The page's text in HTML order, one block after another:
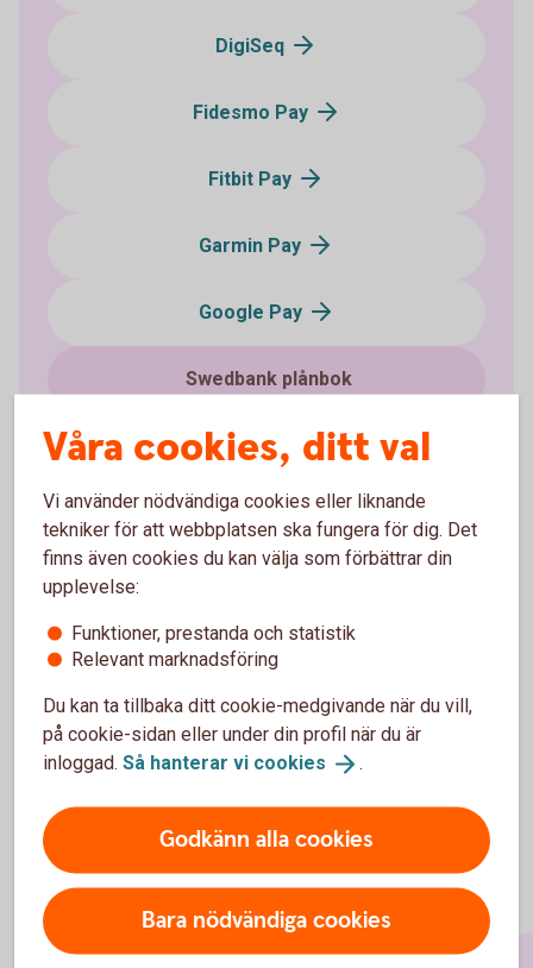
DigiSeq
Fidesmo Pay
Fitbit Pay
Garmin Pay
Google Pay
Swedbank plånbok
Samsung Pay
Xiaomi Pay
Tapster
Våra cookies, ditt val
Vi använder nödvändiga cookies eller liknande
tekniker för att webbplatsen ska fungera för dig. Det
finns även cookies du kan välja som förbättrar din
upplevelse:
Funktioner, prestanda och statistik
Relevant marknadsföring
Du kan ta tillbaka ditt cookie-medgivande när du vill,
på cookie-sidan eller under din profil när du är
inloggad. Så hanterar vi cookies .
Godkänn alla cookies
Bara nödvändiga cookies